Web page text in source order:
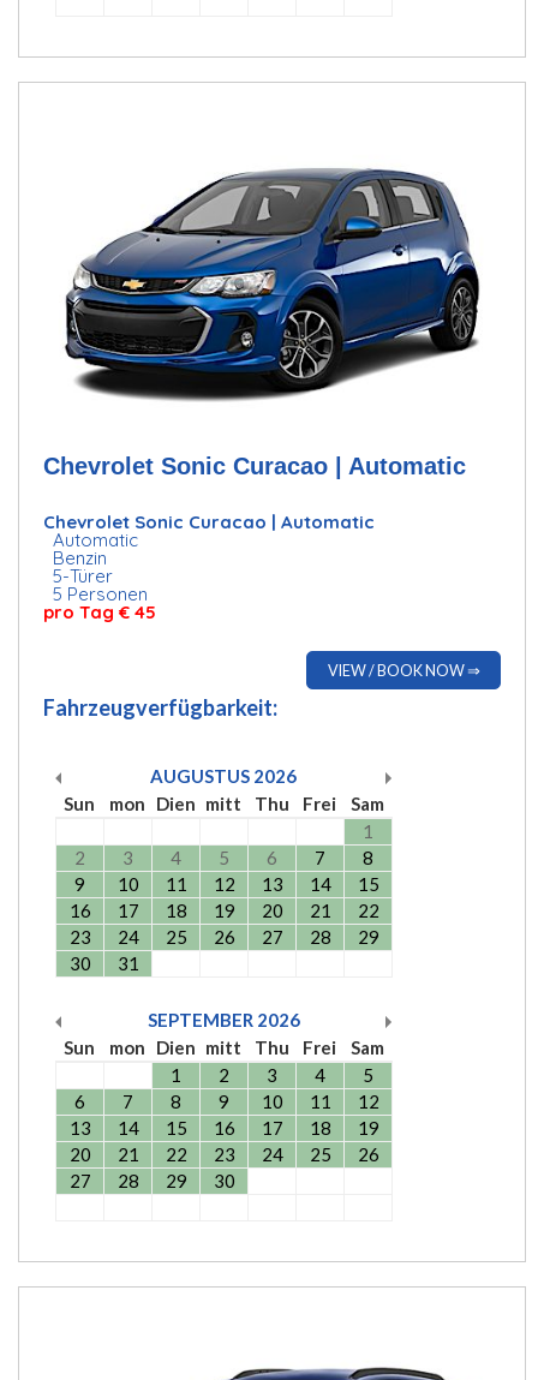
Chevrolet Sonic Curacao | Automatic
Chevrolet Sonic Curacao | Automatic
Automatic
Benzin
5-Türer
5 Personen
pro Tag€ 45
VIEW / BOOK NOW ⇒
Fahrzeugverfügbarkeit:
AUGUSTUS 2026
Sun
mon Dien mitt Thu Frei
Sam
1
2
3 4 5 6 7
8
9
10 11 12 13 14
15
16
17 18 19 20 21
22
23
24 25 26 27 28
29
30
31
SEPTEMBER 2026
Sun
mon Dien mitt Thu Frei
Sam
1
2 3 4
5
6
7 8 9 10 11
12
13
14 15 16 17 18
19
20
21 22 23 24 25
26
27
28 29 30